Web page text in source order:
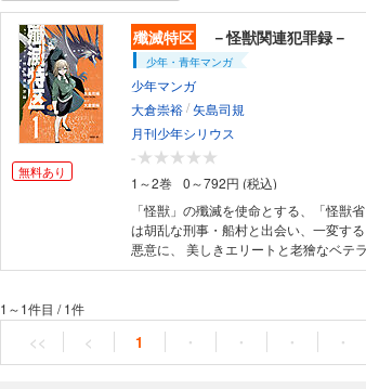
無料あり
殲滅特区 －怪獣関連犯罪録－
少年・青年マンガ
少年マンガ
大倉崇裕/矢島司規
月刊少年シリウス
-
1～2巻
0～792円 (税込)
「怪獣」の殲滅を使命とする、「怪獣
は胡乱な刑事・船村と出会い、一変す
悪意に、 美しきエリートと老獪なベテ
1～1件目 /1件
<< < 1 ・ ・ ・ ・